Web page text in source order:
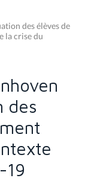
des élèves de
la crise du
des
19